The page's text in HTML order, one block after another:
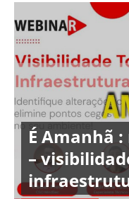
É Amanhã
–